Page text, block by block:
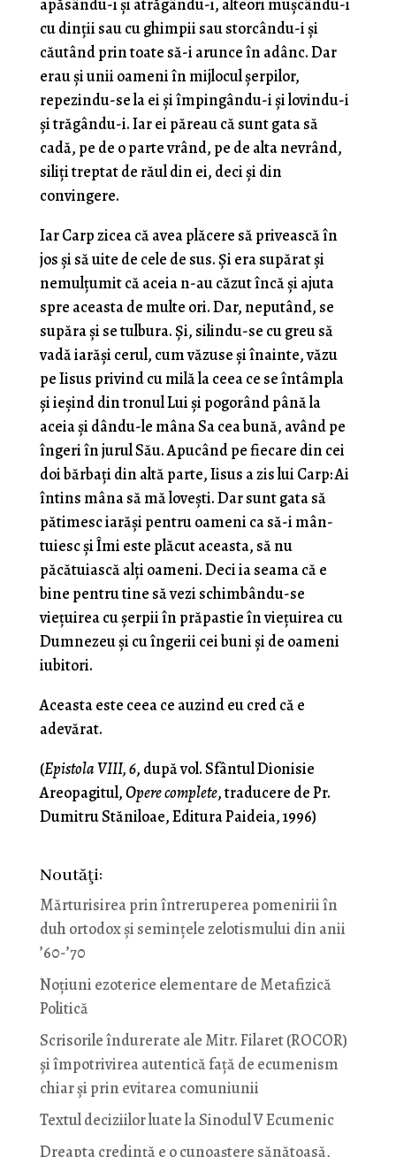
apăsându-i şi atrăgându-i, alteori muşcându-i
cu dinţii sau cu ghimpii sau storcându-i şi
căutând prin toate să-i arunce în adânc. Dar
erau şi unii oameni în mijlocul şerpilor,
repezindu-se la ei şi împingându-i şi lovindu-i
şi trăgându-i. Iar ei păreau că sunt gata să
cadă, pe de o parte vrând, pe de alta nevrând,
siliţi treptat de răul din ei, deci şi din
convingere.
Iar Carp zicea că avea plăcere să privească în
jos şi să uite de cele de sus. Şi era supărat şi
nemulţumit că aceia n-au căzut încă şi ajuta
spre aceasta de multe ori. Dar, neputând, se
supăra şi se tulbura. Şi, silindu-se cu greu să
vadă iarăşi cerul, cum văzuse şi înainte, văzu
pe Iisus privind cu milă la ceea ce se întâmpla
şi ieşind din tronul Lui şi pogorând până la
aceia şi dându-le mâna Sa cea bună, având pe
îngeri în jurul Său. Apucând pe fiecare din cei
doi bărbaţi din altă parte, Iisus a zis lui Carp: Ai
întins mâna să mă loveşti. Dar sunt gata să
pătimesc iarăşi pentru oameni ca să-i mân­
tuiesc şi Îmi este plăcut aceasta, să nu
păcătuiască alţi oameni. Deci ia seama că e
bine pentru tine să vezi schimbându-se
vieţuirea cu şerpii în prăpastie în vieţuirea cu
Dum­nezeu şi cu îngerii cei buni şi de oameni
iubitori.
Aceasta este ceea ce auzind eu cred că e
adevărat.
(Epistola VIII, 6, după vol. Sfântul Dionisie
Areopagitul,Opere complete, traducere de Pr.
Dumitru Stăniloae, Editura Paideia, 1996)
Noutăţi:
Mărturisirea prin întreruperea pomenirii în
duh ortodox și semințele zelotismului din anii
’60-’70
Noţiuni ezoterice elementare de Metafizică
Politică
Scrisorile îndurerate ale Mitr. Filaret (ROCOR)
și împotrivirea autentică față de ecumenism
chiar și prin evitarea comuniunii
Textul deciziilor luate la Sinodul V Ecumenic
Dreapta credință e o cunoaștere sănătoasă,